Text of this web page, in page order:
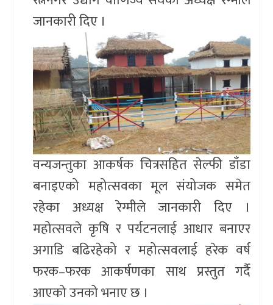
जानकारी दिए ।
वन्यजन्तुका आकर्षक चित्रसहित सेल्फी डाँडा
बनाइएको महोत्सवका मूल संयोजक समेत
रहेका अध्यक्ष रेग्मीले जानकारी दिए ।
महोत्सवले कृषि र पर्यटनलाई आधार बनाएर
अगाडि बढिरहेको र महोत्सवलाई हरेक वर्ष
फरक–फरक आकर्षणका साथ प्रस्तुत गर्दै
आएको उनको भनाए छ ।